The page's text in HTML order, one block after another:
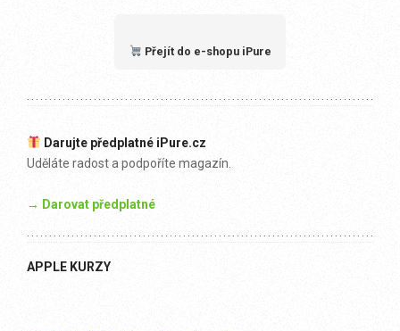
Přejít do e-shopu iPure
Darujte předplatné iPure.cz
Uděláte radost a podpoříte magazín.
→ Darovat předplatné
APPLE KURZY